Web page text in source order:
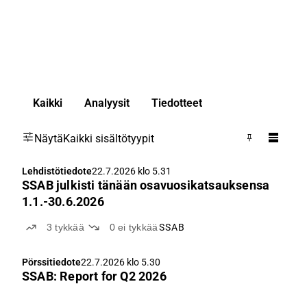
Kaikki Analyysit Tiedotteet
NäytäKaikki sisältötyypit
Lehdistötiedote22.7.2026 klo 5.31
SSAB julkisti tänään osavuosikatsauksensa
1.1.-30.6.2026
3tykkää 0ei tykkääSSAB
Pörssitiedote22.7.2026 klo 5.30
SSAB: Report for Q2 2026